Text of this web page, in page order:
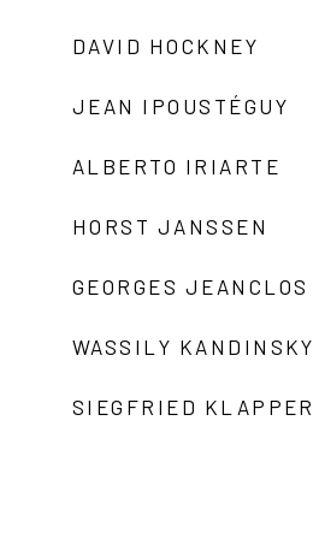
DAVID HOCKNEY
JEAN IPOUSTÉGUY
ALBERTO IRIARTE
HORST JANSSEN
GEORGES JEANCLOS
WASSILY KANDINSKY
SIEGFRIED KLAPPER